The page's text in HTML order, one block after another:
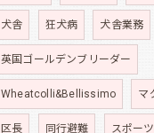
犬舎 狂犬病 犬舎業務
英国ゴールデンブリーダー
Wheatcolli&Bellissimo マ
区長 同行避難 スポー